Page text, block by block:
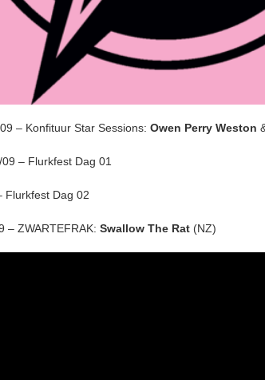
– Konfituur Star Sessions: Owen Perry Weston
– Flurkfest Dag 01
Flurkfest Dag 02
– ZWARTEFRAK: Swallow The Rat (NZ)